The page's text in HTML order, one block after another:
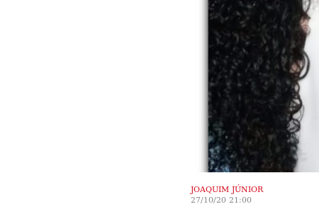
JOAQUIM JÚNIOR
27/10/20 21:00